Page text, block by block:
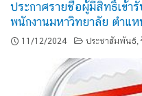
ประกาศรายชื่อผู้มีสิทธิ์เข้า
พนักงานมหาวิทยาลัย ตำแห
11/12/2024 ประชาสัมพันธ์,